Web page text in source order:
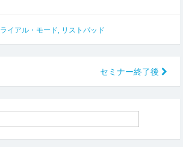
ライアル・モード, リストパッド
セミナー終了後